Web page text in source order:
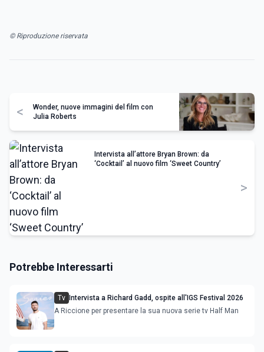
© Riproduzione riservata
<
Wonder, nuove immagini del film con
Julia Roberts
Intervista all’attore Bryan Brown: da
‘Cocktail’ al nuovo film ‘Sweet Country’
>
Potrebbe Interessarti
Tv
Intervista a Richard Gadd, ospite all'IGS Festival 2026
A Riccione per presentare la sua nuova serie tv Half Man